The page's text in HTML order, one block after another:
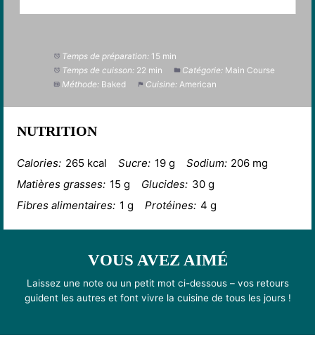
Temps de préparation: 15 min
Temps de cuisson: 22 min Catégorie: Main Course
Méthode: Baked Cuisine: American
NUTRITION
Calories: 265 kcal Sucre: 19 g Sodium: 206 mg
Matières grasses: 15 g Glucides: 30 g
Fibres alimentaires: 1 g Protéines: 4 g
VOUS AVEZ AIMÉ
Laissez une note ou un petit mot ci-dessous – vos retours
guident les autres et font vivre la cuisine de tous les jours !